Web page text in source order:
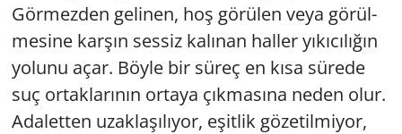
Gör­mez­den ge­li­nen, hoş gö­rü­len veya gö­rül­
me­si­ne kar­şın ses­siz ka­lı­nan hal­ler yı­kı­cı­lı­ğın
yo­lu­nu açar. Böyle bir süreç en kısa sü­re­de
suç or­tak­la­rı­nın or­ta­ya çık­ma­sı­na neden olur.
Ada­let­ten uzak­la­şı­lı­yor, eşit­lik gö­ze­til­mi­yor,